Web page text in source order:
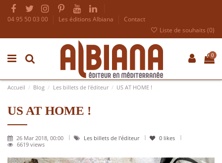
04 95 50 03 00 Les éditions Albiana
Contact
Liste de souhaits (0)
0
Accueil Blog Les billets de l'éditeur US AT HOME !
US AT HOME !
26 Mar 2018, 00:00 Les billets de l'éditeur 0 likes
6619 views